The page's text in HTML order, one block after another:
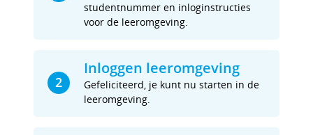
studentnummer en inloginstructies
voor de leeromgeving.
2
Inloggen leeromgeving
Gefeliciteerd, je kunt nu starten in de
leeromgeving.